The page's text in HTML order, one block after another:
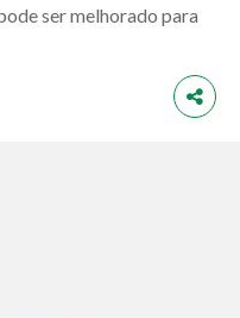
ser melhorado para